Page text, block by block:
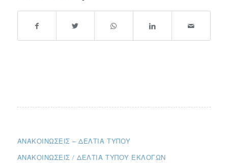
ΑΝΑΚΟΙΝΏΣΕΙΣ – ΔΕΛΤΊΑ ΤΎΠΟΥ
ΑΝΑΚΟΙΝΏΣΕΙΣ / ΔΕΛΤΊΑ ΤΎΠΟΥ ΕΚΛΟΓΏΝ